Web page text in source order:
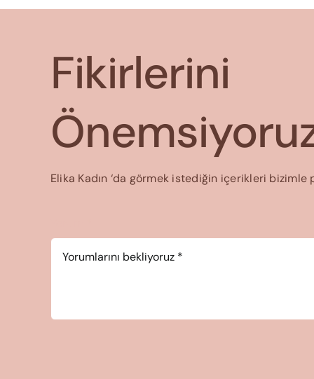
Fikirlerini
Elika Kadın ‘da görmek istediğin içerikleri